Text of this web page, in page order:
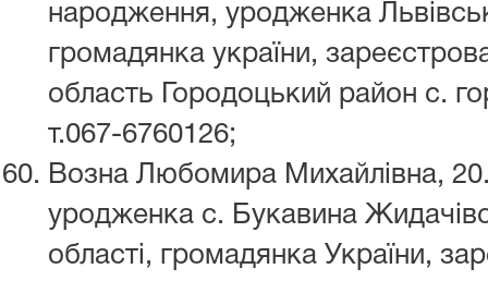
народження, уродженка
громадянка україни,
область Городоцький район с.
т.067-6760126;
Возна Любомира Михайлівна,
уродженка с. Букавина
області, громадянка України,